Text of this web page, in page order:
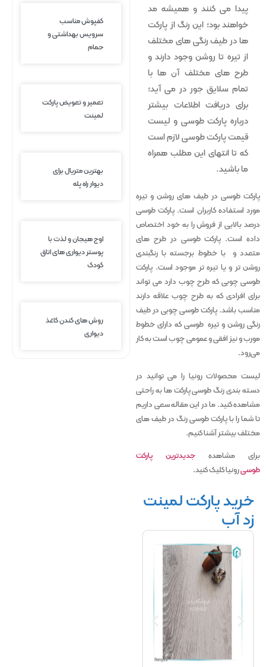
پیدا می کنند و همیشه مد
خواهند بود؛ این رنگ از پارکت
ها در طیف رنگی های مختلف
از تیره تا روشن وجود دارند و
طرح های مختلف آن ها با
تمام سلایق جور در می آید؛
برای دریافت اطلاعات بیشتر
درباره پارکت طوسی و لیست
قیمت پارکت طوسی لازم است
که تا انتهای این مطلب همراه
ما باشید.
پارکت طوسی در طیف های روشن و تیره
مورد استفاده کاربران است. پارکت طوسی
درصد بالایی از فروش را به خود اختصاص
داده است. پارکت طوسی در طرح های
متعدد و با خطوط برجسته با رنگبندی
روشن تر و یا تیره تر موجود است. پارکت
طوسی چوبی که طرح چوب دارد می تواند
برای افرادی که به طرح چوب علاقه دارند
مناسب باشد. پارکت طوسی چوبی در طیف
رنگی روشن و تیره طوسی که دارای خطوط
مورب و نیز افقی و عمومی چوب است به کار
می‌رود.
لیست محصولات رونیا را می توانید در
دسته بندی رنگ طوسی پارکت ها به راحتی
مشاهده کنید. ما در این مقاله سعی داریم
تا شما را با پارکت طوسی رنگ در طیف های
مختلف بیشتر آشنا کنیم.
برای مشاهده جدیدترین پارکت
طوسیرونیا کلیک کنید.
خرید پارکت لمینت
زد آب
کفپوش مناسب
سرویس بهداشتی و
حمام
تعمیر و تعویض پارکت
لمینت
بهترین متریال برای
دیوار راه پله
اوج هیجان و لذت با
پوستر دیواری های اتاق
کودک
روش های کندن کاغذ
دیواری